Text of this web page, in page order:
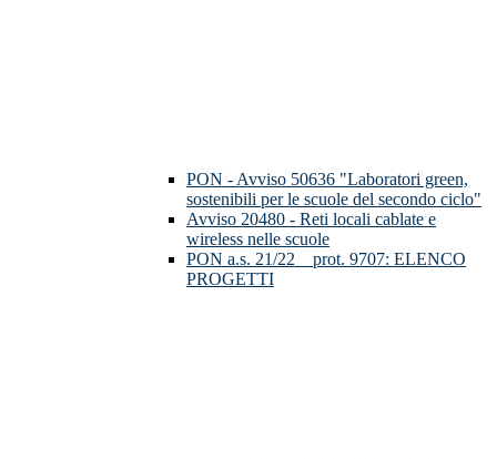
PON - Avviso 50636 "Laboratori green,
sostenibili per le scuole del secondo ciclo"
Avviso 20480 - Reti locali cablate e
wireless nelle scuole
PON a.s. 21/22__prot. 9707: ELENCO
PROGETTI